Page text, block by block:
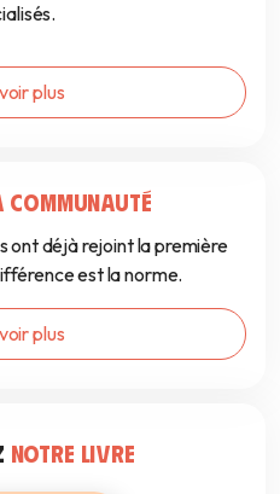
plus
COMMUNAUTÉ
ont déjà rejoint la première
est la norme.
plus
NOTRE LIVRE